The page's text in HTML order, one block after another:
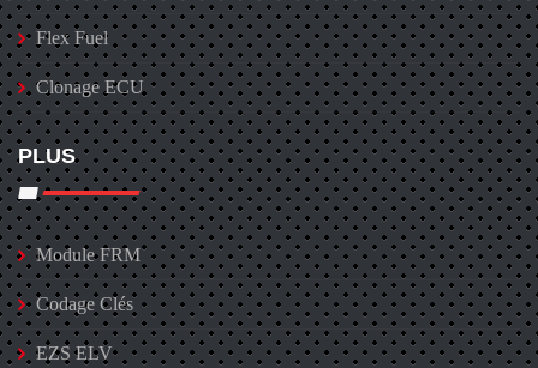
Flex Fuel
Clonage ECU
PLUS
Module FRM
Codage Clés
EZS ELV